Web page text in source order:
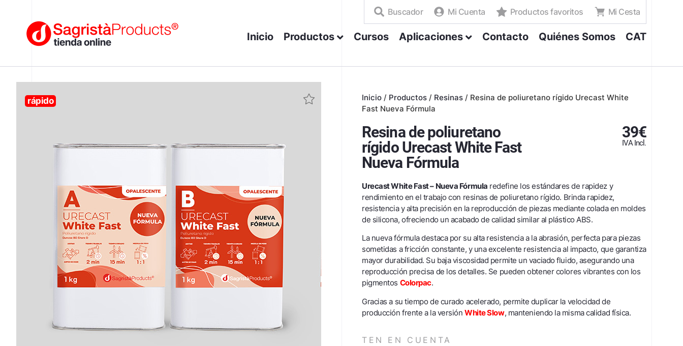
Buscador Mi Cuenta Productos favoritos Mi Cesta
Inicio Productos Cursos Aplicaciones Contacto Quiénes Somos CAT
rápido Inicio / Productos / Resinas / Resina de poliuretano rígido Urecast White
Fast Nueva Fórmula
Resina de poliuretano
rígido Urecast White Fast
Nueva Fórmula
39€
IVA Incl.
Urecast White Fast – Nueva Fórmula redefine los estándares de rapidez y
rendimiento en el trabajo con resinas de poliuretano rígido. Brinda rapidez,
resistencia y alta precisión en la reproducción de piezas mediante colada en moldes
de silicona, ofreciendo un acabado de calidad similar al plástico ABS.
La nueva fórmula destaca por su alta resistencia a la abrasión, perfecta para piezas
sometidas a fricción constante, y una excelente resistencia al impacto, que garantiza
mayor durabilidad. Su baja viscosidad permite un vaciado fluido, asegurando una
reproducción precisa de los detalles. Se pueden obtener colores vibrantes con los
pigmentos Colorpac.
Gracias a su tiempo de curado acelerado, permite duplicar la velocidad de
producción frente a la versiónWhite Slow, manteniendo la misma calidad física.
TEN EN CUENTA